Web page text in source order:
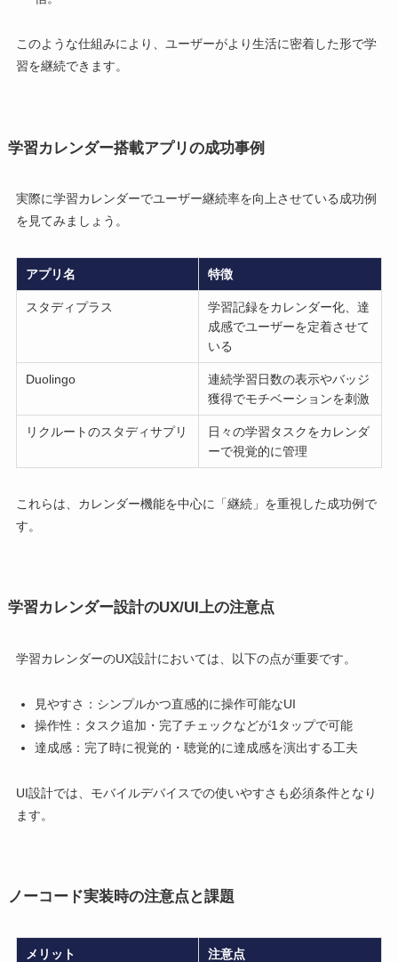
このような仕組みにより、ユーザーがより生活に密着した形で学
習を継続できます。
学習カレンダー搭載アプリの成功事例
実際に学習カレンダーでユーザー継続率を向上させている成功例
を見てみましょう。
アプリ名 特徴
スタディプラス
学習記録をカレンダー化、達
成感でユーザーを定着させて
いる
Duolingo
連続学習日数の表示やバッジ
獲得でモチベーションを刺激
リクルートのスタディサプリ
日々の学習タスクをカレンダ
ーで視覚的に管理
これらは、カレンダー機能を中心に「継続」を重視した成功例で
す。
学習カレンダー設計のUX/UI上の注意点
学習カレンダーのUX設計においては、以下の点が重要です。
見やすさ：シンプルかつ直感的に操作可能なUI
操作性：タスク追加・完了チェックなどが1タップで可能
達成感：完了時に視覚的・聴覚的に達成感を演出する工夫
UI設計では、モバイルデバイスでの使いやすさも必須条件となり
ます。
ノーコード実装時の注意点と課題
メリット 注意点